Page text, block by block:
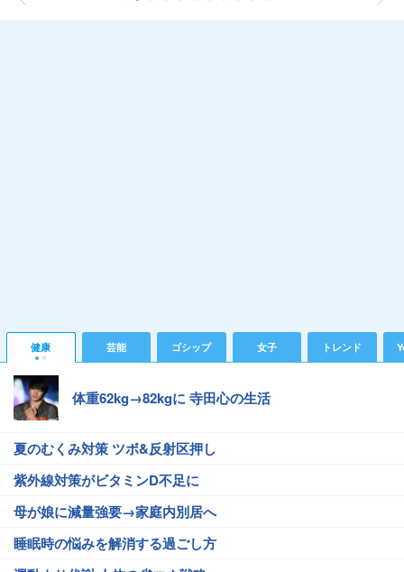
健康 芸能 ゴシップ 女子 トレンド
体重62kg→82kgに 寺田心の生活
夏のむくみ対策 ツボ&反射区押し
紫外線対策がビタミンD不足に
母が娘に減量強要→家庭内別居へ
睡眠時の悩みを解消する過ごし方